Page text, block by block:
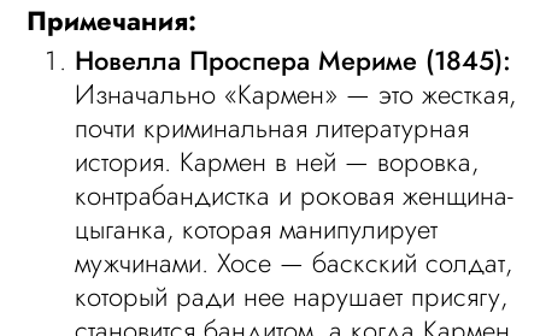
Примечания:
Новелла Проспера Мериме (1845):
Изначально «Кармен» — это жесткая,
почти криминальная литературная
история. Кармен в ней — воровка,
контрабандистка и роковая женщина-
цыганка, которая манипулирует
мужчинами. Хосе — баскский солдат,
который ради нее нарушает присягу,